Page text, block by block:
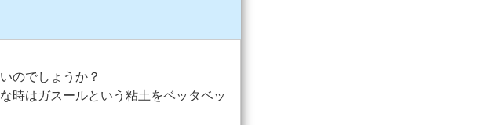
のでしょうか？
時はガスールという粘土をベッタベッ